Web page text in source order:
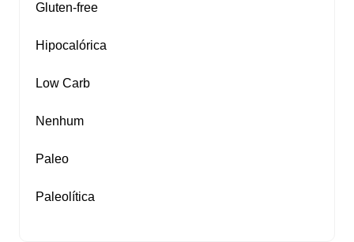
Gluten‑free
Hipocalórica
Low Carb
Nenhum
Paleo
Paleolítica